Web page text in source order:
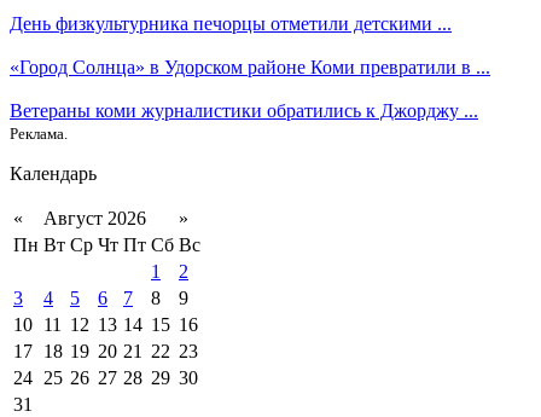
День физкультурника печорцы отметили детскими ...
«Город Солнца» в Удорском районе Коми превратили в ...
Ветераны коми журналистики обратились к Джорджу ...
Реклама.
Календарь
« Август 2026
»
Пн Вт Ср Чт Пт Сб Вс
1
2
3
4 5 6 7 8
9
10 11 12 13 14 15 16
17 18 19 20 21 22 23
24 25 26 27 28 29 30
31